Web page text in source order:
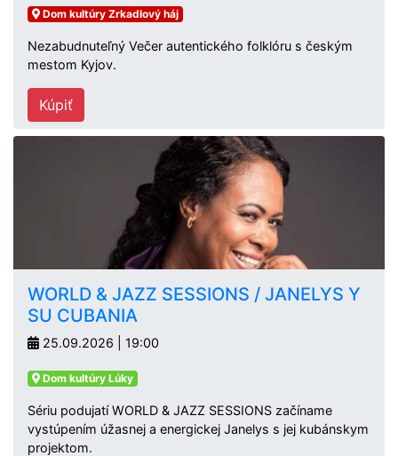
Dom kultúry Zrkadlový háj
Nezabudnuteľný Večer autentického folklóru s českým
mestom Kyjov.
Kúpiť
WORLD & JAZZ SESSIONS / JANELYS Y
SU CUBANIA
25.09.2026 | 19:00
Dom kultúry Lúky
Sériu podujatí WORLD & JAZZ SESSIONS začíname
vystúpením úžasnej a energickej Janelys s jej kubánskym
projektom.